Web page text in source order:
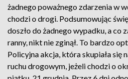
żadnego poważnego zdarzenia w
chodzi o drogi. Podsumowując
doszło do żadnego wypadku, a co
ranny, nikt nie zginął. To bardzo
Policyjna akcja, która skupiała się
ruchu drogowym, jeżeli chodzi o